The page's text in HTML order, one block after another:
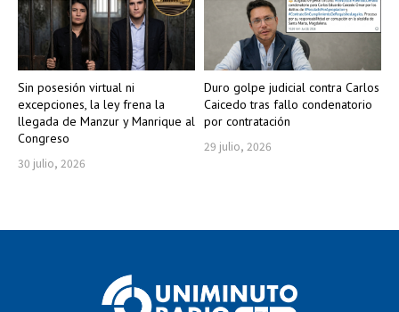
Sin posesión virtual ni
excepciones, la ley frena la
llegada de Manzur y Manrique al
Congreso
30 julio, 2026
Duro golpe judicial contra Carlos
Caicedo tras fallo condenatorio
por contratación
29 julio, 2026